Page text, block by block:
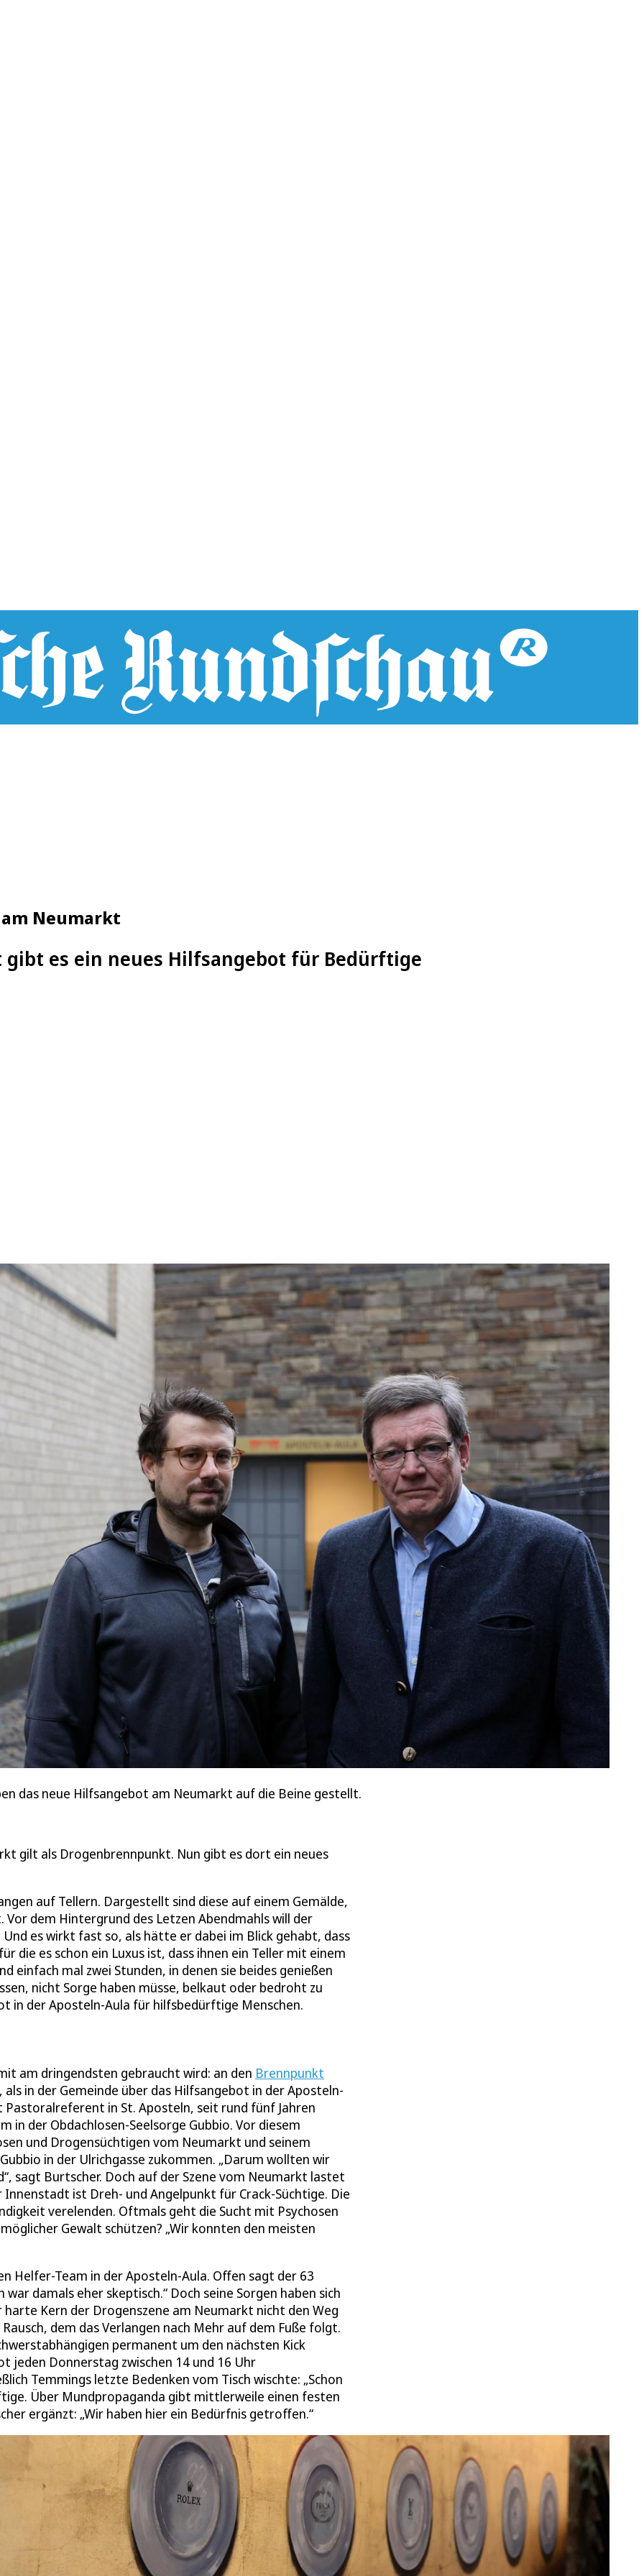
Neumarkt
gibt es ein neues Hilfsangebot für Bedürftige
das neue Hilfsangebot am Neumarkt auf die Beine gestellt.
gilt als Drogenbrennpunkt. Nun gibt es dort ein neues
auf Tellern. Dargestellt sind diese auf einem Gemälde,
Vor dem Hintergrund des Letzen Abendmahls will der
es wirkt fast so, als hätte er dabei im Blick gehabt, dass
die es schon ein Luxus ist, dass ihnen ein Teller mit einem
einfach mal zwei Stunden, in denen sie beides genießen
nicht Sorge haben müsse, belkaut oder bedroht zu
in der Aposteln-Aula für hilfsbedürftige Menschen.
am dringendsten gebraucht wird: an den Brennpunkt
als in der Gemeinde über das Hilfsangebot in der Aposteln-
in St. Aposteln, seit rund fünf Jahren
in der Obdachlosen-Seelsorge Gubbio. Vor diesem
und Drogensüchtigen vom Neumarkt und seinem
in der Ulrichgasse zukommen. „Darum wollten wir
sagt Burtscher. Doch auf der Szene vom Neumarkt lastet
ist Dreh- und Angelpunkt für Crack-Süchtige. Die
verelenden. Oftmals geht die Sucht mit Psychosen
Gewalt schützen? „Wir konnten den meisten
Helfer-Team in der Aposteln-Aula. Offen sagt der 63
damals eher skeptisch.“ Doch seine Sorgen haben sich
Kern der Drogenszene am Neumarkt nicht den Weg
dem das Verlangen nach Mehr auf dem Fuße folgt.
permanent um den nächsten Kick
jeden Donnerstag zwischen 14 und 16 Uhr
Temmings letzte Bedenken vom Tisch wischte: „Schon
Über Mundpropaganda gibt mittlerweile einen festen
ergänzt: „Wir haben hier ein Bedürfnis getroffen.“